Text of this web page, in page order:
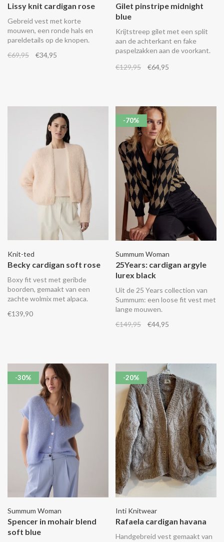
Lissy knit cardigan rose
Gebreid vest met korte
mouwen, een ronde hals en
pareldetails op de knopen.
€69,95
€34,95
Gilet pinstripe midnight
blue
Krijtstreep gilet met een split
aan de achterkant en fake
paspelzakken aan de voorkant.
bijpassende broek 4s2878.
€129,95 €64,95
Knit-ted
Becky cardigan soft rose
Boxy fit vest met geribde
boorden, gemaakt van een
zachte wolmix met alpaca.
€139,90
-70%
Summum Woman
25Years: cardigan argyle
lurex black
Uit de 25 Years collection van
Summum: een loose fit vest met
lange mouwen.
€149,95
€44,95
-30%
Summum Woman
Spencer in mohair blend
soft blue
-20%
Inti Knitwear
Rafaela cardigan havana
Handgebreid vest gemaakt van